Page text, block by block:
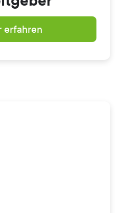
erfahren